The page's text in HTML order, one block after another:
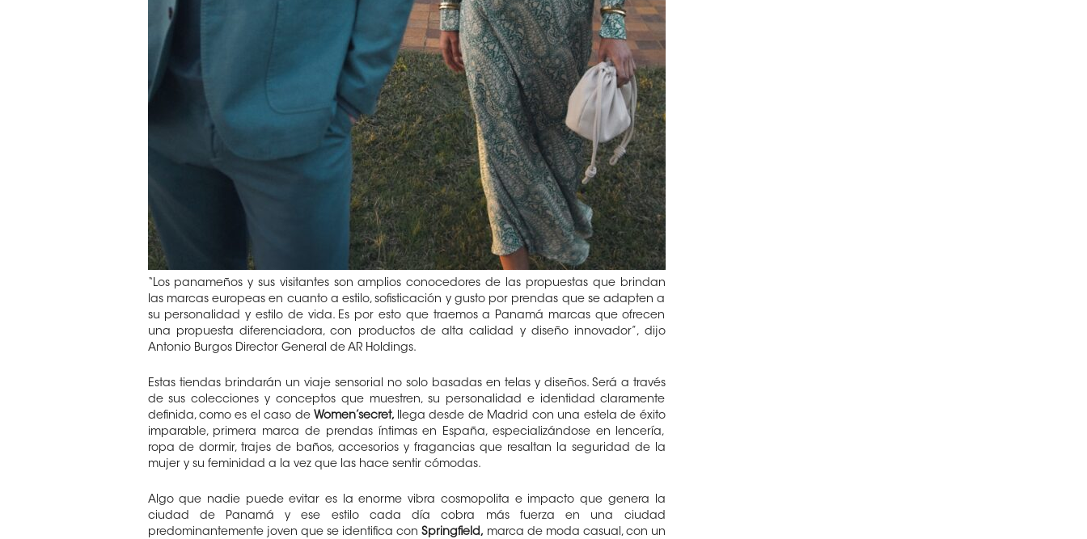
“Los panameños y sus visitantes son amplios conocedores de las propuestas que brindan
las marcas europeas en cuanto a estilo, sofisticación y gusto por prendas que se adapten a
su personalidad y estilo de vida. Es por esto que traemos a Panamá marcas que ofrecen
una propuesta diferenciadora, con productos de alta calidad y diseño innovador”, dijo
Antonio Burgos Director General de AR Holdings.
Estas tiendas brindarán un viaje sensorial no solo basadas en telas y diseños. Será a través
de sus colecciones y conceptos que muestren, su personalidad e identidad claramente
definida, como es el caso de Women’secret, llega desde de Madrid con una estela de éxito
imparable, primera marca de prendas íntimas en España, especializándose en lencería,
ropa de dormir, trajes de baños, accesorios y fragancias que resaltan la seguridad de la
mujer y su feminidad a la vez que las hace sentir cómodas.
Algo que nadie puede evitar es la enorme vibra cosmopolita e impacto que genera la
ciudad de Panamá y ese estilo cada día cobra más fuerza en una ciudad
predominantemente joven que se identifica con Springfield, marca de moda casual, con un